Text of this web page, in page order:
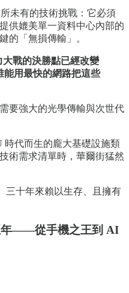
所未有的技術挑戰：它必須
供媲美單一資料中心內部的
的「無損傳輸」。
戰的決勝點已經改變
能用最快的網路把這些
要強大的光學傳輸與次世代
時代而生的龐大基礎設施類
術需求清單時，華爾街猛然
三十年來賴以生存、且擁有
年——從手機之王到 AI